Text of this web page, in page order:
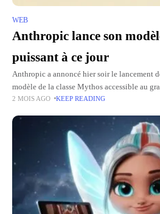
WEB
Anthropic lance son
puissant à ce jour
Anthropic a annoncé hier soir le lancement
modèle de la classe Mythos accessible au
plus puissant jamais développé par
2 MOIS AGO KEEP READING